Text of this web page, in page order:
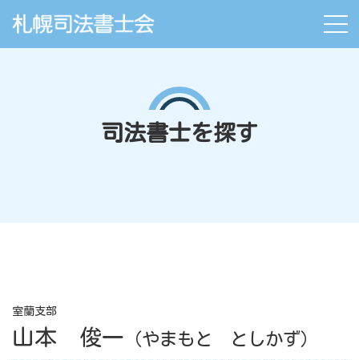
司法書士を探す
室蘭支部
山本 俊一 （やまもと としかず）